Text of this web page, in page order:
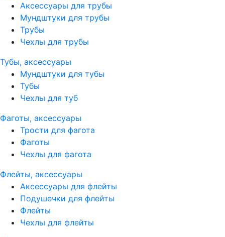
Аксессуары для трубы
Мундштуки для трубы
Трубы
Чехлы для трубы
Тубы, аксессуары
Мундштуки для тубы
Тубы
Чехлы для туб
Фаготы, аксессуары
Трости для фагота
Фаготы
Чехлы для фагота
Флейты, аксессуары
Аксессуары для флейты
Подушечки для флейты
Флейты
Чехлы для флейты